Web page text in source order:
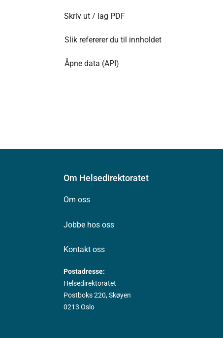
Skriv ut / lag PDF
Slik refererer du til innholdet
Åpne data (API)
Om Helsedirektoratet
Om oss
Jobbe hos oss
Kontakt oss
Postadresse:
Helsedirektoratet
Postboks 220, Skøyen
0213 Oslo